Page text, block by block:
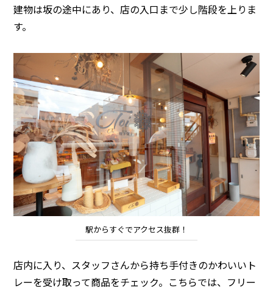
建物は坂の途中にあり、店の入口まで少し階段を上りま
す。
駅からすぐでアクセス抜群！
店内に入り、スタッフさんから持ち手付きのかわいいト
レーを受け取って商品をチェック。こちらでは、フリー